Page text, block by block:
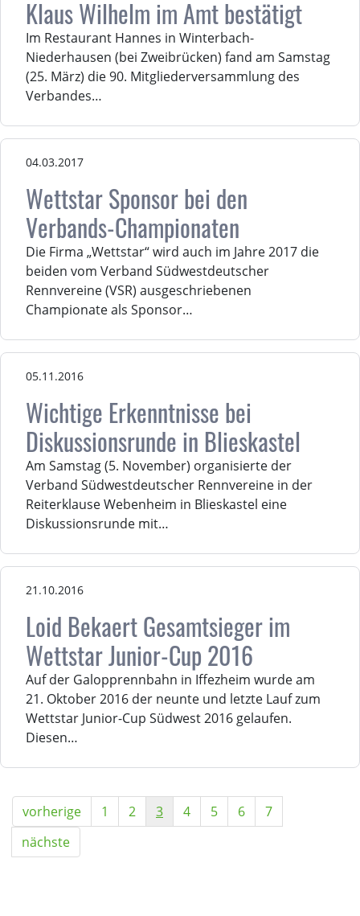
Klaus Wilhelm im Amt bestätigt
Im Restaurant Hannes in Winterbach-
Niederhausen (bei Zweibrücken) fand am Samstag
(25. März) die 90. Mitgliederversammlung des
Verbandes…
04.03.2017
Wettstar Sponsor bei den
Verbands-Championaten
Die Firma „Wettstar“ wird auch im Jahre 2017 die
beiden vom Verband Südwestdeutscher
Rennvereine (VSR) ausgeschriebenen
Championate als Sponsor…
05.11.2016
Wichtige Erkenntnisse bei
Diskussionsrunde in Blieskastel
Am Samstag (5. November) organisierte der
Verband Südwestdeutscher Rennvereine in der
Reiterklause Webenheim in Blieskastel eine
Diskussionsrunde mit…
21.10.2016
Loid Bekaert Gesamtsieger im
Wettstar Junior-Cup 2016
Auf der Galopprennbahn in Iffezheim wurde am
21. Oktober 2016 der neunte und letzte Lauf zum
Wettstar Junior-Cup Südwest 2016 gelaufen.
Diesen…
vorherige 1 2 3 4 5 6
7
nächste